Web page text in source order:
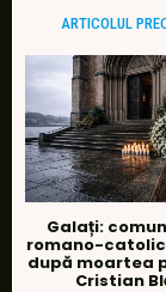
ARTICOLUL
Galați:
romano-
după moartea
Cristian